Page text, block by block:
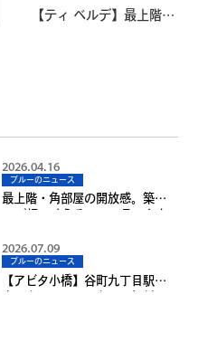
【ティ ベルデ】最上階角
2026.04.16
ブルーのニュース
最上階・角部屋の開放感。築浅
2026.07.09
ブルーのニュース
【アビタ小橋】谷町九丁目駅徒